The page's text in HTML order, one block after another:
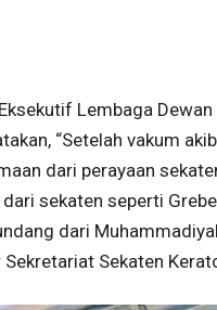
Lembaga
“Setelah vakum
dari perayaan
sekaten seperti
dari
Sekretariat Sekaten